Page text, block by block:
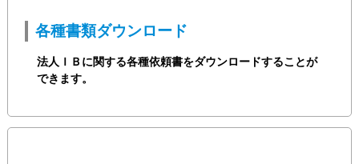
各種書類ダウンロード
法人ＩＢに関する各種依頼書をダウンロードすることが
できます。